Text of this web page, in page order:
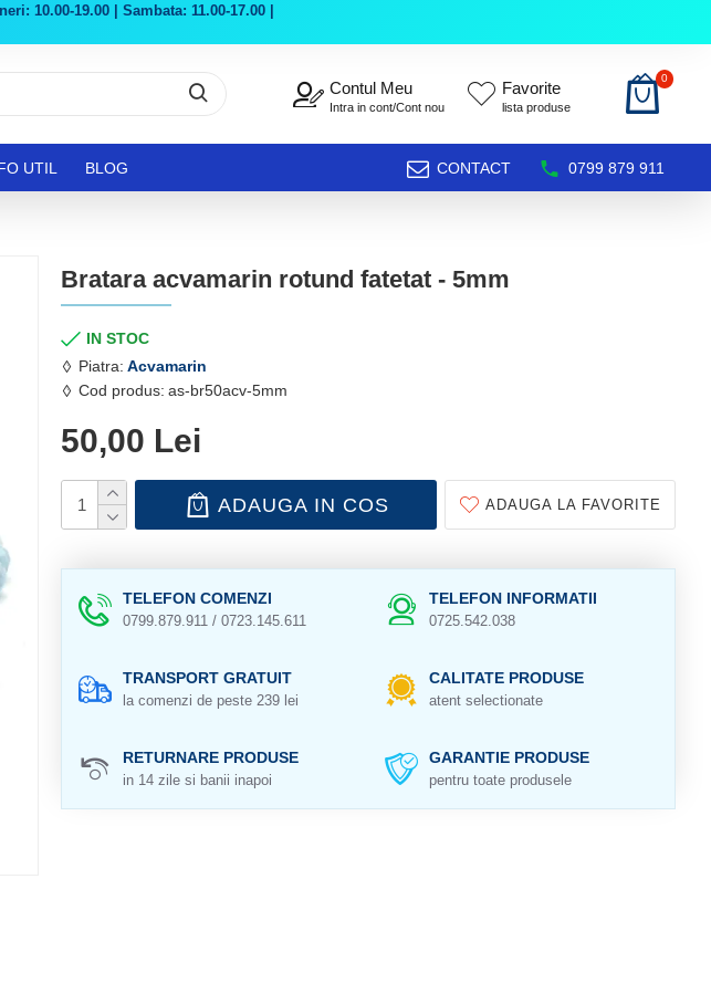
10.00-19.00 | Sambata: 11.00-17.00 |
Contul Meu
Intra in cont/Cont nou
Favorite
lista produse
0
UTIL BLOG CONTACT 0799 879 911
Bratara acvamarin rotund fatetat - 5mm
IN STOC
Piatra: Acvamarin
Cod produs: as-br50acv-5mm
50,00 Lei
ADAUGA IN COS ADAUGA LA FAVORITE
TELEFON COMENZI
0799.879.911 / 0723.145.611
TELEFON INFORMATII
0725.542.038
TRANSPORT GRATUIT
la comenzi de peste 239 lei
CALITATE PRODUSE
atent selectionate
RETURNARE PRODUSE
in 14 zile si banii inapoi
GARANTIE PRODUSE
pentru toate produsele